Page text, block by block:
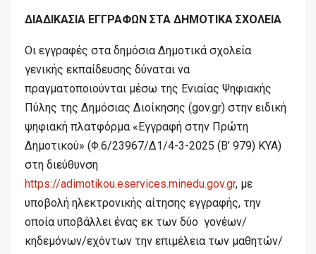
ΔΙΑΔΙΚΑΣΙΑ ΕΓΓΡΑΦΩΝ ΣΤΑ ΔΗΜΟΤΙΚΑ ΣΧΟΛΕΙΑ
Οι εγγραφές στα δημόσια Δημοτικά σχολεία
γενικής εκπαίδευσης δύναται να
πραγματοποιούνται μέσω της Ενιαίας Ψηφιακής
Πύλης της Δημόσιας Διοίκησης (gov.gr) στην ειδική
ψηφιακή πλατφόρμα «Εγγραφή στην Πρώτη
Δημοτικού» (Φ.6/23967/Δ1/4-3-2025 (B’ 979) KYA)
στη διεύθυνση
https://adimotikou.eservices.minedu.gov.gr, με
υποβολή ηλεκτρονικής αίτησης εγγραφής, την
οποία υποβάλλει ένας εκ των δύο γονέων/
κηδεμόνων/εχόντων την επιμέλεια των μαθητών/